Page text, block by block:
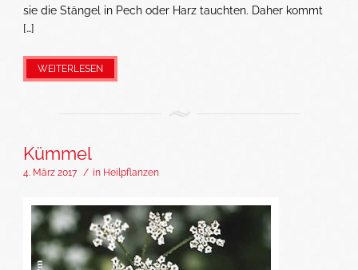
sie die Stängel in Pech oder Harz tauchten. Daher kommt
[…]
WEITERLESEN
Kümmel
4. März 2017 / in Heilpflanzen